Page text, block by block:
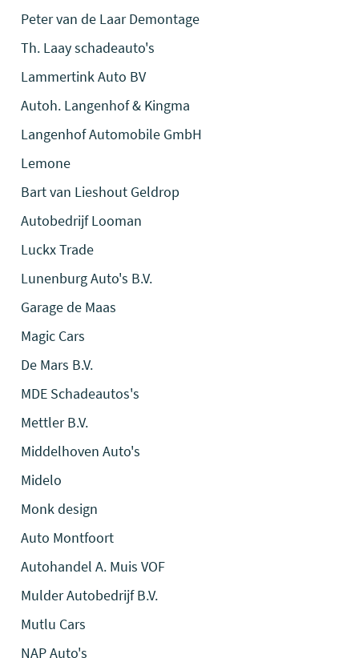
Peter van de Laar Demontage
Th. Laay schadeauto's
Lammertink Auto BV
Autoh. Langenhof & Kingma
Langenhof Automobile GmbH
Lemone
Bart van Lieshout Geldrop
Autobedrijf Looman
Luckx Trade
Lunenburg Auto's B.V.
Garage de Maas
Magic Cars
De Mars B.V.
MDE Schadeautos's
Mettler B.V.
Middelhoven Auto's
Midelo
Monk design
Auto Montfoort
Autohandel A. Muis VOF
Mulder Autobedrijf B.V.
Mutlu Cars
NAP Auto's